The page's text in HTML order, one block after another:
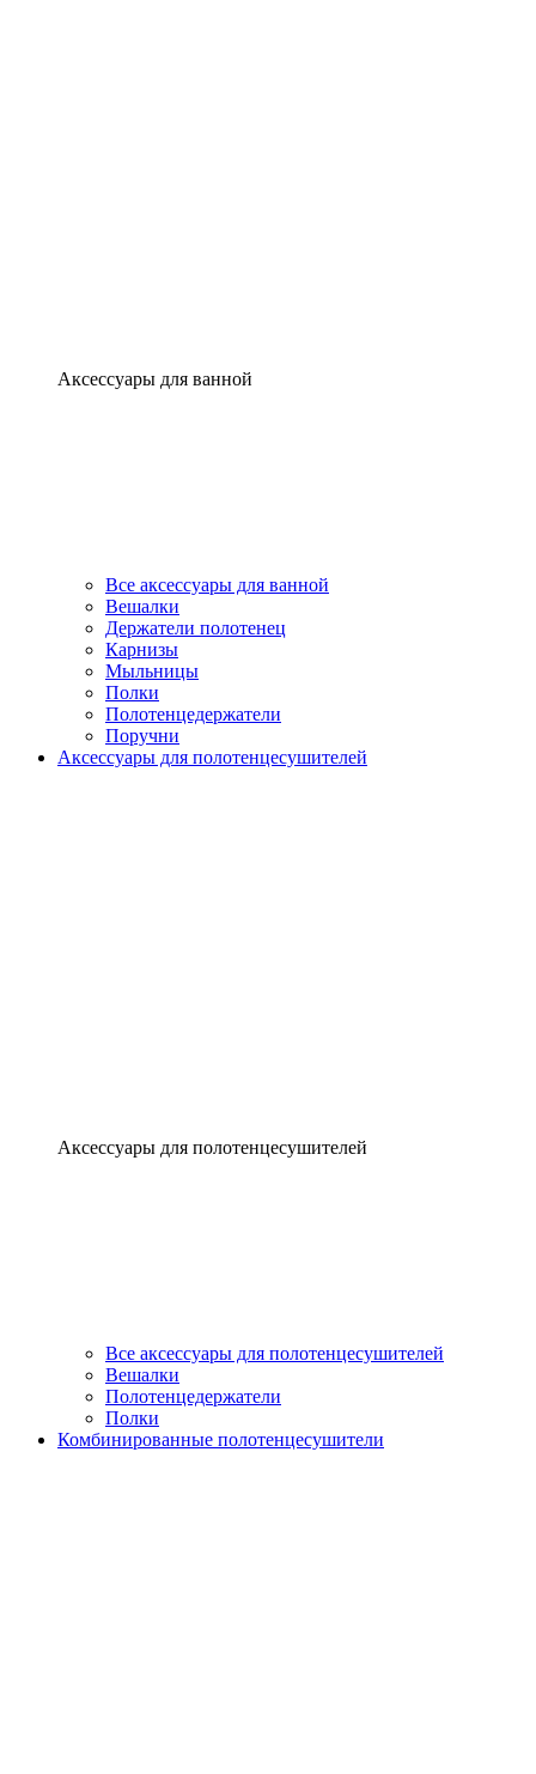
Аксессуары для ванной
Все аксессуары для ванной
Вешалки
Держатели полотенец
Карнизы
Мыльницы
Полки
Полотенцедержатели
Поручни
Аксессуары для полотенцесушителей
Аксессуары для полотенцесушителей
Все аксессуары для полотенцесушителей
Вешалки
Полотенцедержатели
Полки
Комбинированные полотенцесушители